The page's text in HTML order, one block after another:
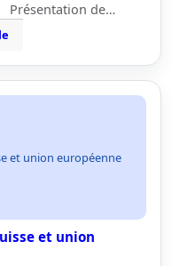
Présentation de…
et union européenne
et union